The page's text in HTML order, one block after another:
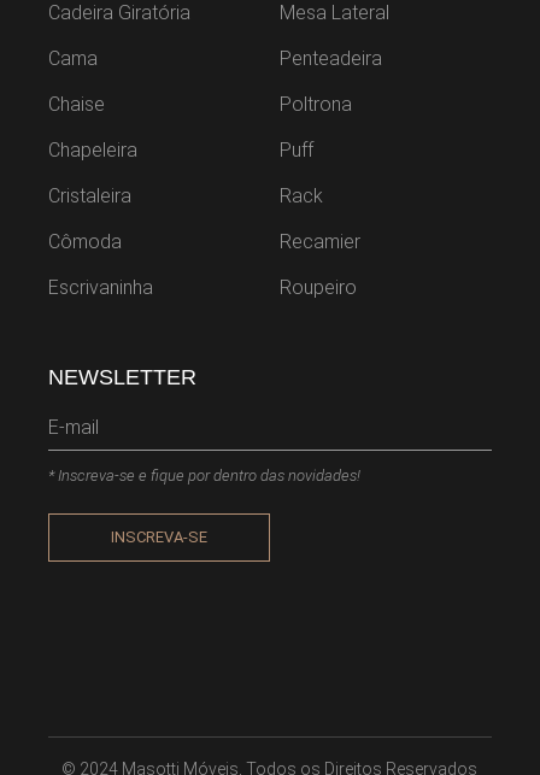
Cadeira Giratória
Cama
Chaise
Chapeleira
Cristaleira
Cômoda
Escrivaninha
Mesa Lateral
Penteadeira
Poltrona
Puff
Rack
Recamier
Roupeiro
NEWSLETTER
* Inscreva-se e fique por dentro das novidades!
INSCREVA-SE
© 2024 Masotti Móveis, Todos os Direitos Reservados